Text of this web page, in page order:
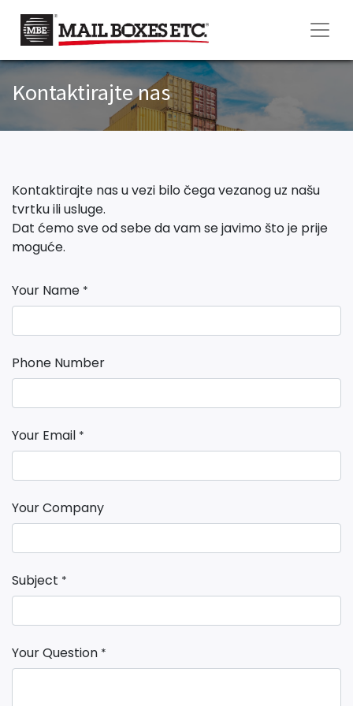
Kontaktirajte nas
Kontaktirajte nas u vezi bilo čega vezanog uz našu
tvrtku ili usluge.
Dat ćemo sve od sebe da vam se javimo što je prije
moguće.
Your Name *
Phone Number
Your Email *
Your Company
Subject *
Your Question *